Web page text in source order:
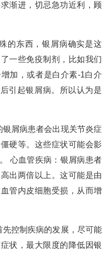
渐进，切忌急功近利，顾
的东西，银屑病确实是这
一些免疫制剂，比如我们
加，或者是白介素-1白介
引起银屑病。所以认为是
屑病患者会出现关节炎症
硬等。这些症状可能会影
心血管疾病：银屑病患者
出两倍以上。这可能是由
管内皮细胞受损，从而增
控制疾病的发展，尽可能
状，最大限度的降低因银